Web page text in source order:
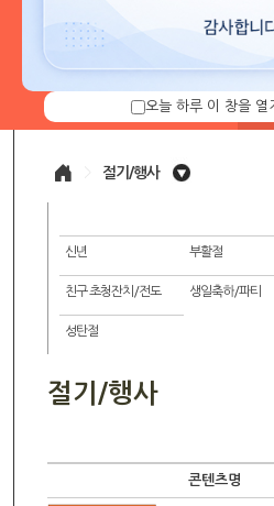
절기/행사
신년 부활절
친구 초청잔치/전도 생일축하/파티
성탄절
절기/행사
콘텐츠명
오늘 하루 이 창을 열